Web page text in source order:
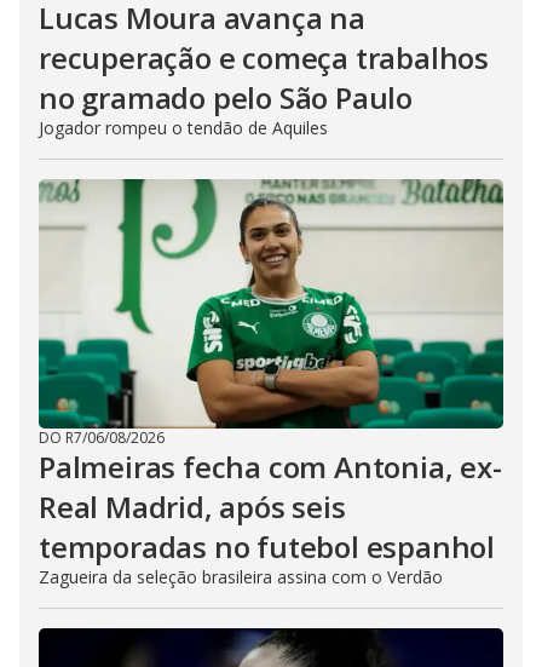
Lucas Moura avança na
recuperação e começa trabalhos
no gramado pelo São Paulo
Jogador rompeu o tendão de Aquiles
DO R7/06/08/2026
Palmeiras fecha com Antonia, ex-
Real Madrid, após seis
temporadas no futebol espanhol
Zagueira da seleção brasileira assina com o Verdão